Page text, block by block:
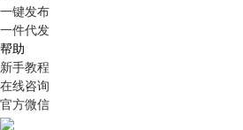
一键发布
一件代发
帮助
新手教程
在线咨询
官方微信